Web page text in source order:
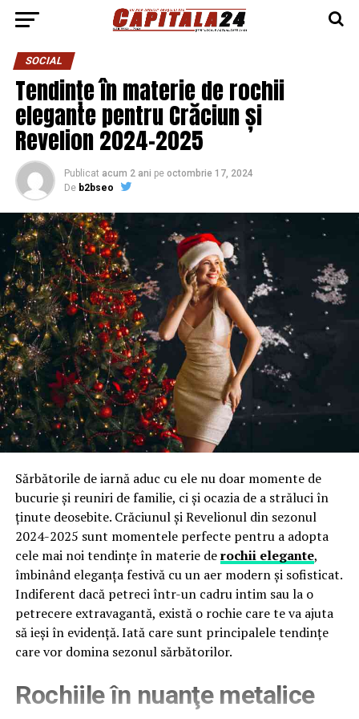
SOCIAL
Tendințe în materie de rochii
elegante pentru Crăciun și
Revelion 2024-2025
Publicat acum 2 ani pe octombrie 17, 2024
De b2bseo
Sărbătorile de iarnă aduc cu ele nu doar momente de
bucurie și reuniri de familie, ci și ocazia de a străluci în
ținute deosebite. Crăciunul și Revelionul din sezonul
2024-2025 sunt momentele perfecte pentru a adopta
cele mai noi tendințe în materie derochii elegante,
îmbinând eleganța festivă cu un aer modern și sofisticat.
Indiferent dacă petreci într-un cadru intim sau la o
petrecere extravagantă, există o rochie care te va ajuta
să ieși în evidență. Iată care sunt principalele tendințe
care vor domina sezonul sărbătorilor.
Rochiile în nuanţe metalice